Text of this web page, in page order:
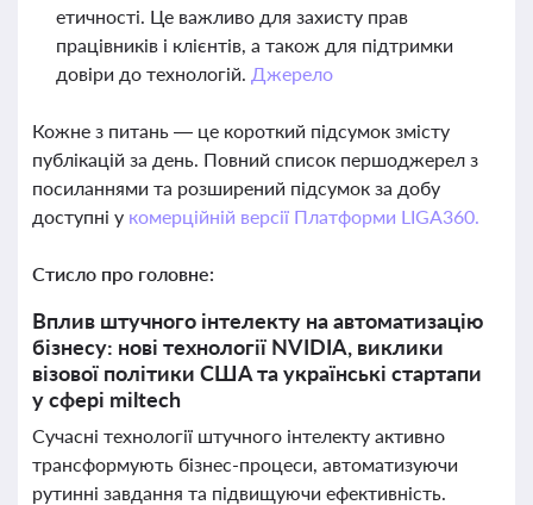
етичності. Це важливо для захисту прав
працівників і клієнтів, а також для підтримки
довіри до технологій. Джерело
Кожне з питань — це короткий підсумок змісту
публікацій за день. Повний список першоджерел з
посиланнями та розширений підсумок за добу
доступні у комерційній версії Платформи LIGA360.
Стисло про головне:
Вплив штучного інтелекту на автоматизацію
бізнесу: нові технології NVIDIA, виклики
візової політики США та українські стартапи
у сфері miltech
Сучасні технології штучного інтелекту активно
трансформують бізнес-процеси, автоматизуючи
рутинні завдання та підвищуючи ефективність.